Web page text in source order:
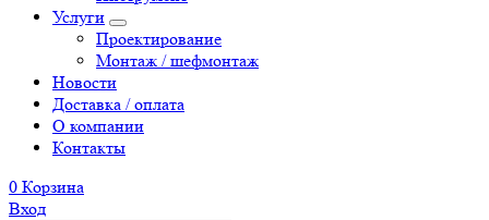
Услуги
Проектирование
Монтаж / шефмонтаж
Новости
Доставка / оплата
О компании
Контакты
0 Корзина
Вход